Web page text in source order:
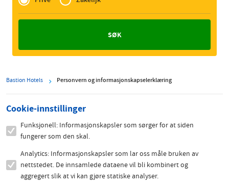
Zakelijk
Bastion Hotels Personvern og informasjonskapselerklæring
Cookie-innstillinger
Funksjonell: Informasjonskapsler som sørger for at siden
fungerer som den skal.
Analytics: Informasjonskapsler som lar oss måle bruken av
nettstedet. De innsamlede dataene vil bli kombinert og
aggregert slik at vi kan gjøre statiske analyser.